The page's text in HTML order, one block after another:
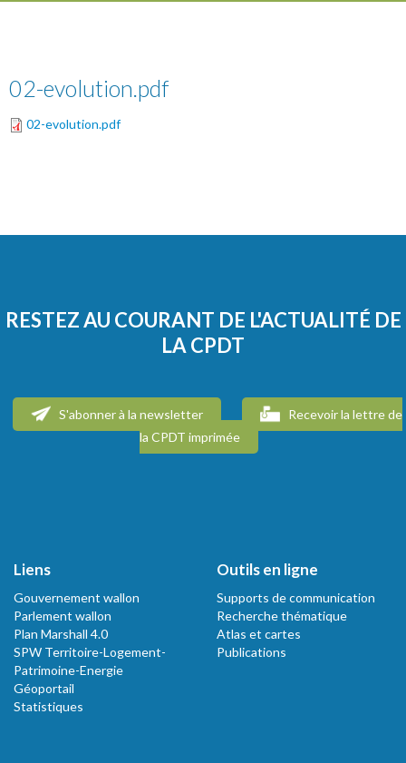
02-evolution.pdf
02-evolution.pdf
RESTEZ AU COURANT DE L'ACTUALITÉ DE
LA CPDT
S'abonner à la newsletter
Recevoir la lettre de
la CPDT imprimée
Liens
Gouvernement wallon
Parlement wallon
Plan Marshall 4.0
SPW Territoire-Logement-
Patrimoine-Energie
Géoportail
Statistiques
Outils en ligne
Supports de communication
Recherche thématique
Atlas et cartes
Publications